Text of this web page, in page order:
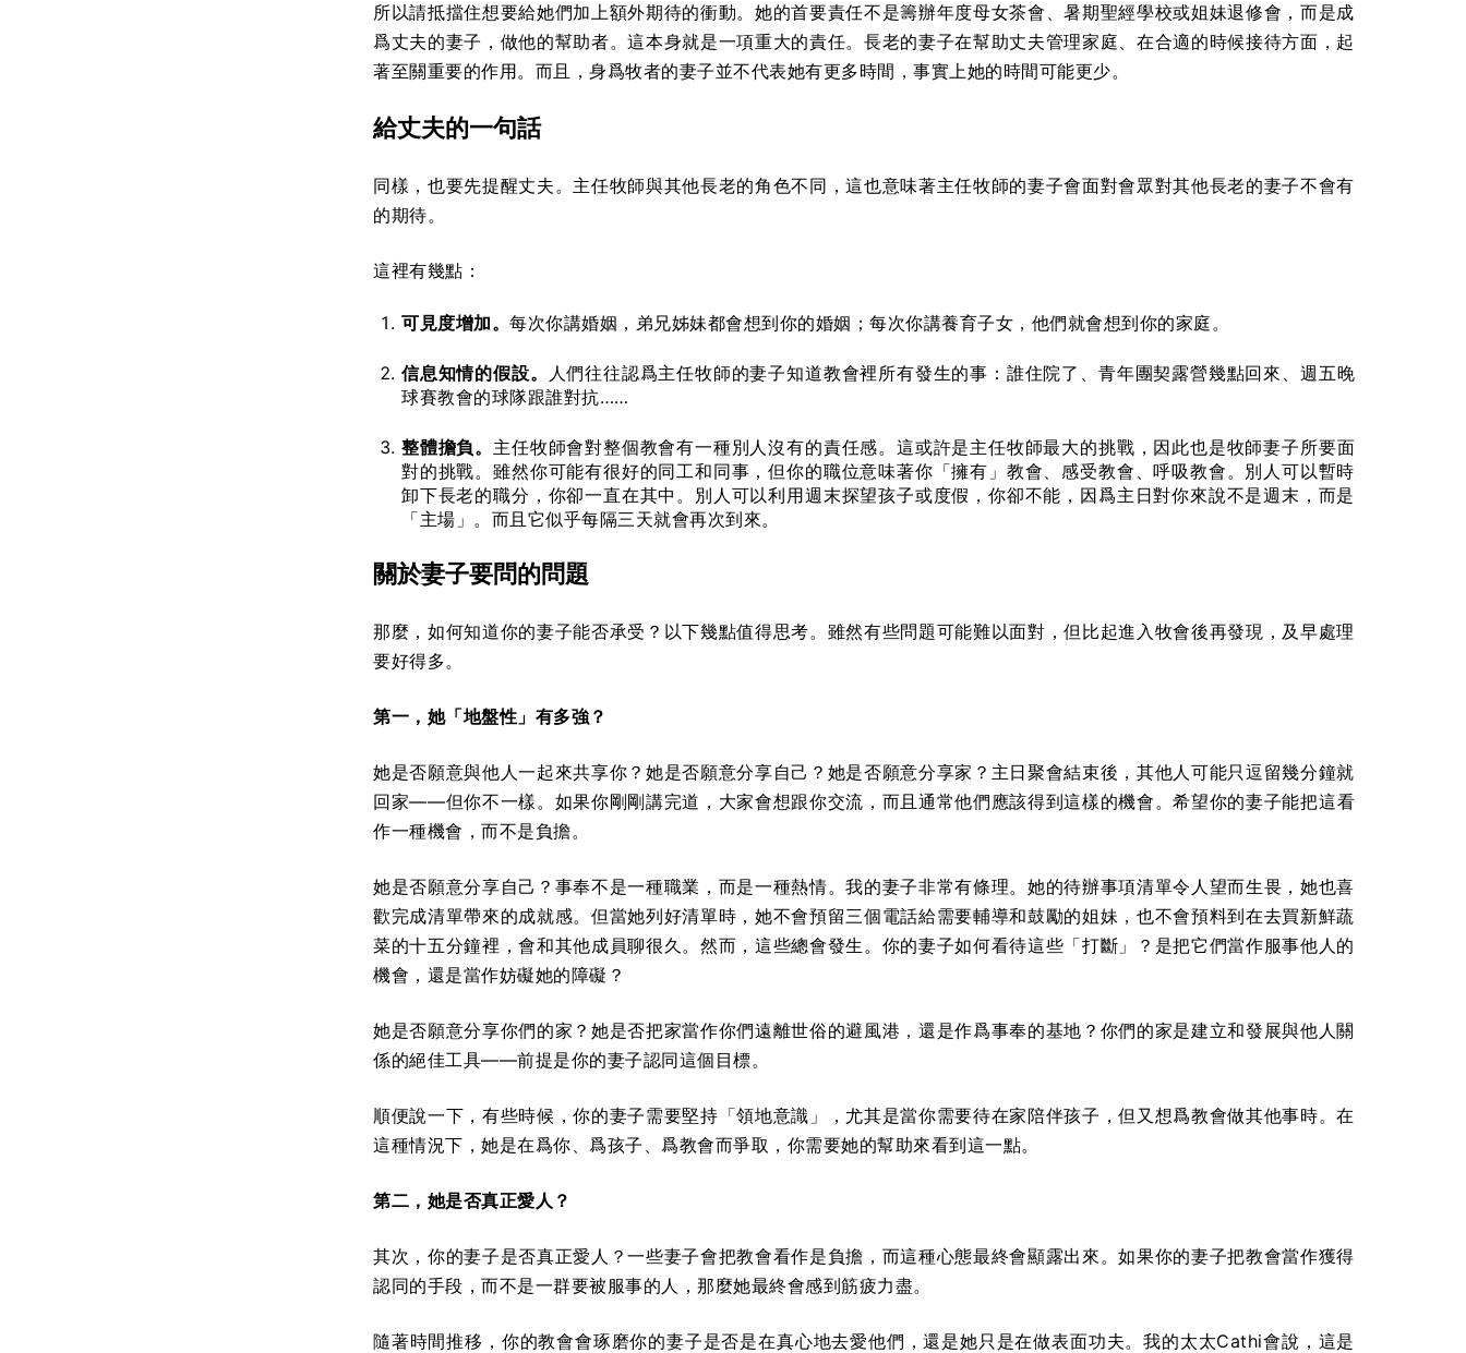
所以請抵擋住想要給她們加上額外期待的衝動。她的首要責任不是籌辦年度母女茶會、暑期聖經學校或姐妹退修會，而是成
爲丈夫的妻子，做他的幫助者。這本身就是一項重大的責任。長老的妻子在幫助丈夫管理家庭、在合適的時候接待方面，起
著至關重要的作用。而且，身爲牧者的妻子並不代表她有更多時間，事實上她的時間可能更少。
給丈夫的一句話
同樣，也要先提醒丈夫。主任牧師與其他長老的角色不同，這也意味著主任牧師的妻子會面對會眾對其他長老的妻子不會有
的期待。
這裡有幾點：
可見度增加。 每次你講婚姻，弟兄姊妹都會想到你的婚姻；每次你講養育子女，他們就會想到你的家庭。
信息知情的假設。
人們往往認爲主任牧師的妻子知道教會裡所有發生的事：誰住院了、青年團契露營幾點回來、週五晚
球賽教會的球隊跟誰對抗……
整體擔負。 主任牧師會對整個教會有一種別人沒有的責任感。這或許是主任牧師最大的挑戰，因此也是牧師妻子所要面
對的挑戰。雖然你可能有很好的同工和同事，但你的職位意味著你「擁有」教會、感受教會、呼吸教會。別人可以暫時
卸下長老的職分，你卻一直在其中。別人可以利用週末探望孩子或度假，你卻不能，因爲主日對你來說不是週末，而是
「主場」。而且它似乎每隔三天就會再次到來。
關於妻子要問的問題
那麼，如何知道你的妻子能否承受？以下幾點值得思考。雖然有些問題可能難以面對，但比起進入牧會後再發現，及早處理
要好得多。
第一，她「地盤性」有多強？
她是否願意與他人一起來共享你？她是否願意分享自己？她是否願意分享家？主日聚會結束後，其他人可能只逗留幾分鐘就
回家——但你不一樣。如果你剛剛講完道，大家會想跟你交流，而且通常他們應該得到這樣的機會。希望你的妻子能把這看
作一種機會，而不是負擔。
她是否願意分享自己？事奉不是一種職業，而是一種熱情。我的妻子非常有條理。她的待辦事項清單令人望而生畏，她也喜
歡完成清單帶來的成就感。但當她列好清單時，她不會預留三個電話給需要輔導和鼓勵的姐妹，也不會預料到在去買新鮮蔬
菜的十五分鐘裡，會和其他成員聊很久。然而，這些總會發生。你的妻子如何看待這些「打斷」？是把它們當作服事他人的
機會，還是當作妨礙她的障礙？
她是否願意分享你們的家？她是否把家當作你們遠離世俗的避風港，還是作爲事奉的基地？你們的家是建立和發展與他人關
係的絕佳工具——前提是你的妻子認同這個目標。
順便說一下，有些時候，你的妻子需要堅持「領地意識」，尤其是當你需要待在家陪伴孩子，但又想爲教會做其他事時。在
這種情況下，她是在爲你、爲孩子、爲教會而爭取，你需要她的幫助來看到這一點。
第二，她是否真正愛人？
其次，你的妻子是否真正愛人？一些妻子會把教會看作是負擔，而這種心態最終會顯露出來。如果你的妻子把教會當作獲得
認同的手段，而不是一群要被服事的人，那麼她最終會感到筋疲力盡。
隨著時間推移，你的教會會琢磨你的妻子是否是在真心地去愛他們，還是她只是在做表面功夫。我的太太Cathi會說，這是